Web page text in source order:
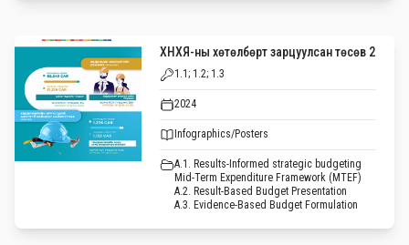
ХНХЯ-ны хөтөлбөрт зарцуулсан төсөв 2
1.1; 1.2; 1.3
2024
Infographics/Posters
A.1. Results-Informed strategic budgeting
Mid-Term Expenditure Framework (MTEF)
A.2. Result-Based Budget Presentation
A.3. Evidence-Based Budget Formulation